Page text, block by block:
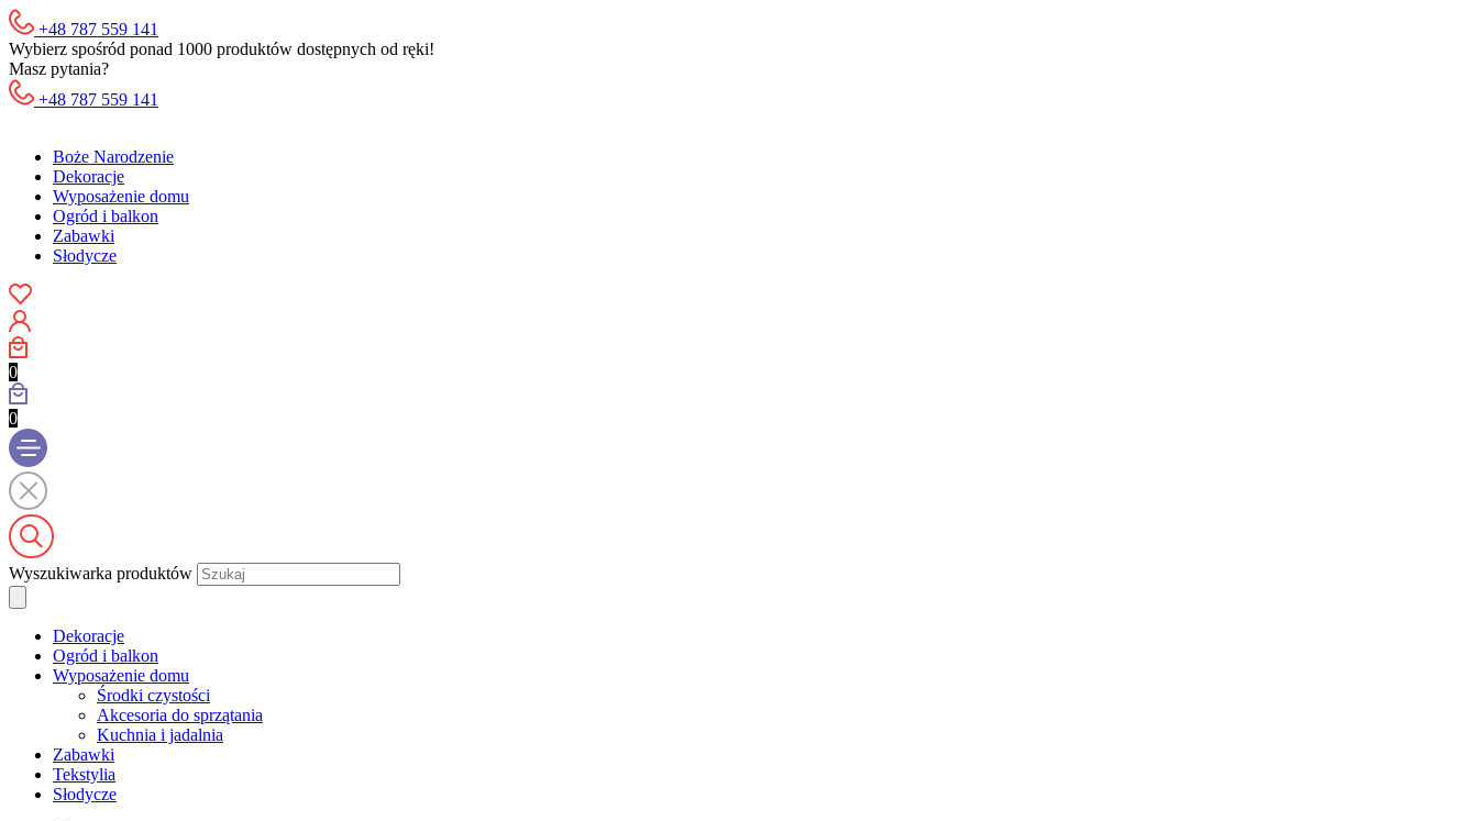
+48 787 559 141
Wybierz spośród ponad 1000 produktów dostępnych od ręki!
Masz pytania?
+48 787 559 141
Boże Narodzenie
Dekoracje
Wyposażenie domu
Ogród i balkon
Zabawki
Słodycze
0
0
Wyszukiwarka produktów
Dekoracje
Ogród i balkon
Wyposażenie domu
Środki czystości
Akcesoria do sprzątania
Kuchnia i jadalnia
Zabawki
Tekstylia
Słodycze